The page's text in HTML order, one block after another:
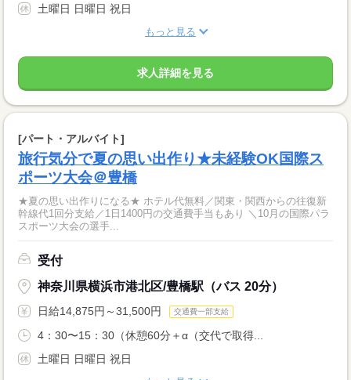
土曜日 日曜日 祝日
もっと見る
求人詳細を見る
[パート・アルバイト]
旅行気分で夏の思い出作り★未経験OK国際ス
ポーツ大会＠豊橋
★夏の思い出作りになる★ ホテル代無料／関東・関西からの往復新
幹線代1回分支給／1日1400円の交通費手当もあり ＼10月の国際パラ
スポーツ大会の選手...
受付
神奈川県横浜市港北区/豊橋駅（バス 20分）
日給14,875円～31,500円 交通費一部支給
4：30〜15：30（休憩60分＋α（交代で取得...
土曜日 日曜日 祝日